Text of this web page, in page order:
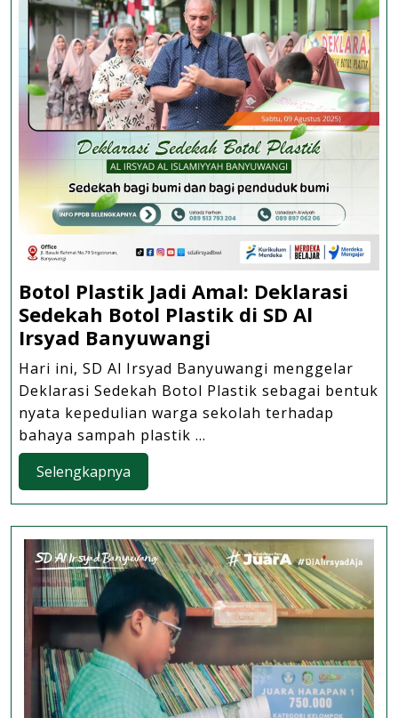
Botol Plastik Jadi Amal: Deklarasi
Sedekah Botol Plastik di SD Al
Irsyad Banyuwangi
Plastik
Jadi
Amal:
Plastik
di
SD
Al
Irsyad
Hari ini, SD Al Irsyad Banyuwangi menggelar
Deklarasi Sedekah Botol Plastik sebagai bentuk
nyata kepedulian warga sekolah terhadap
bahaya sampah plastik ...
Selengkapnya